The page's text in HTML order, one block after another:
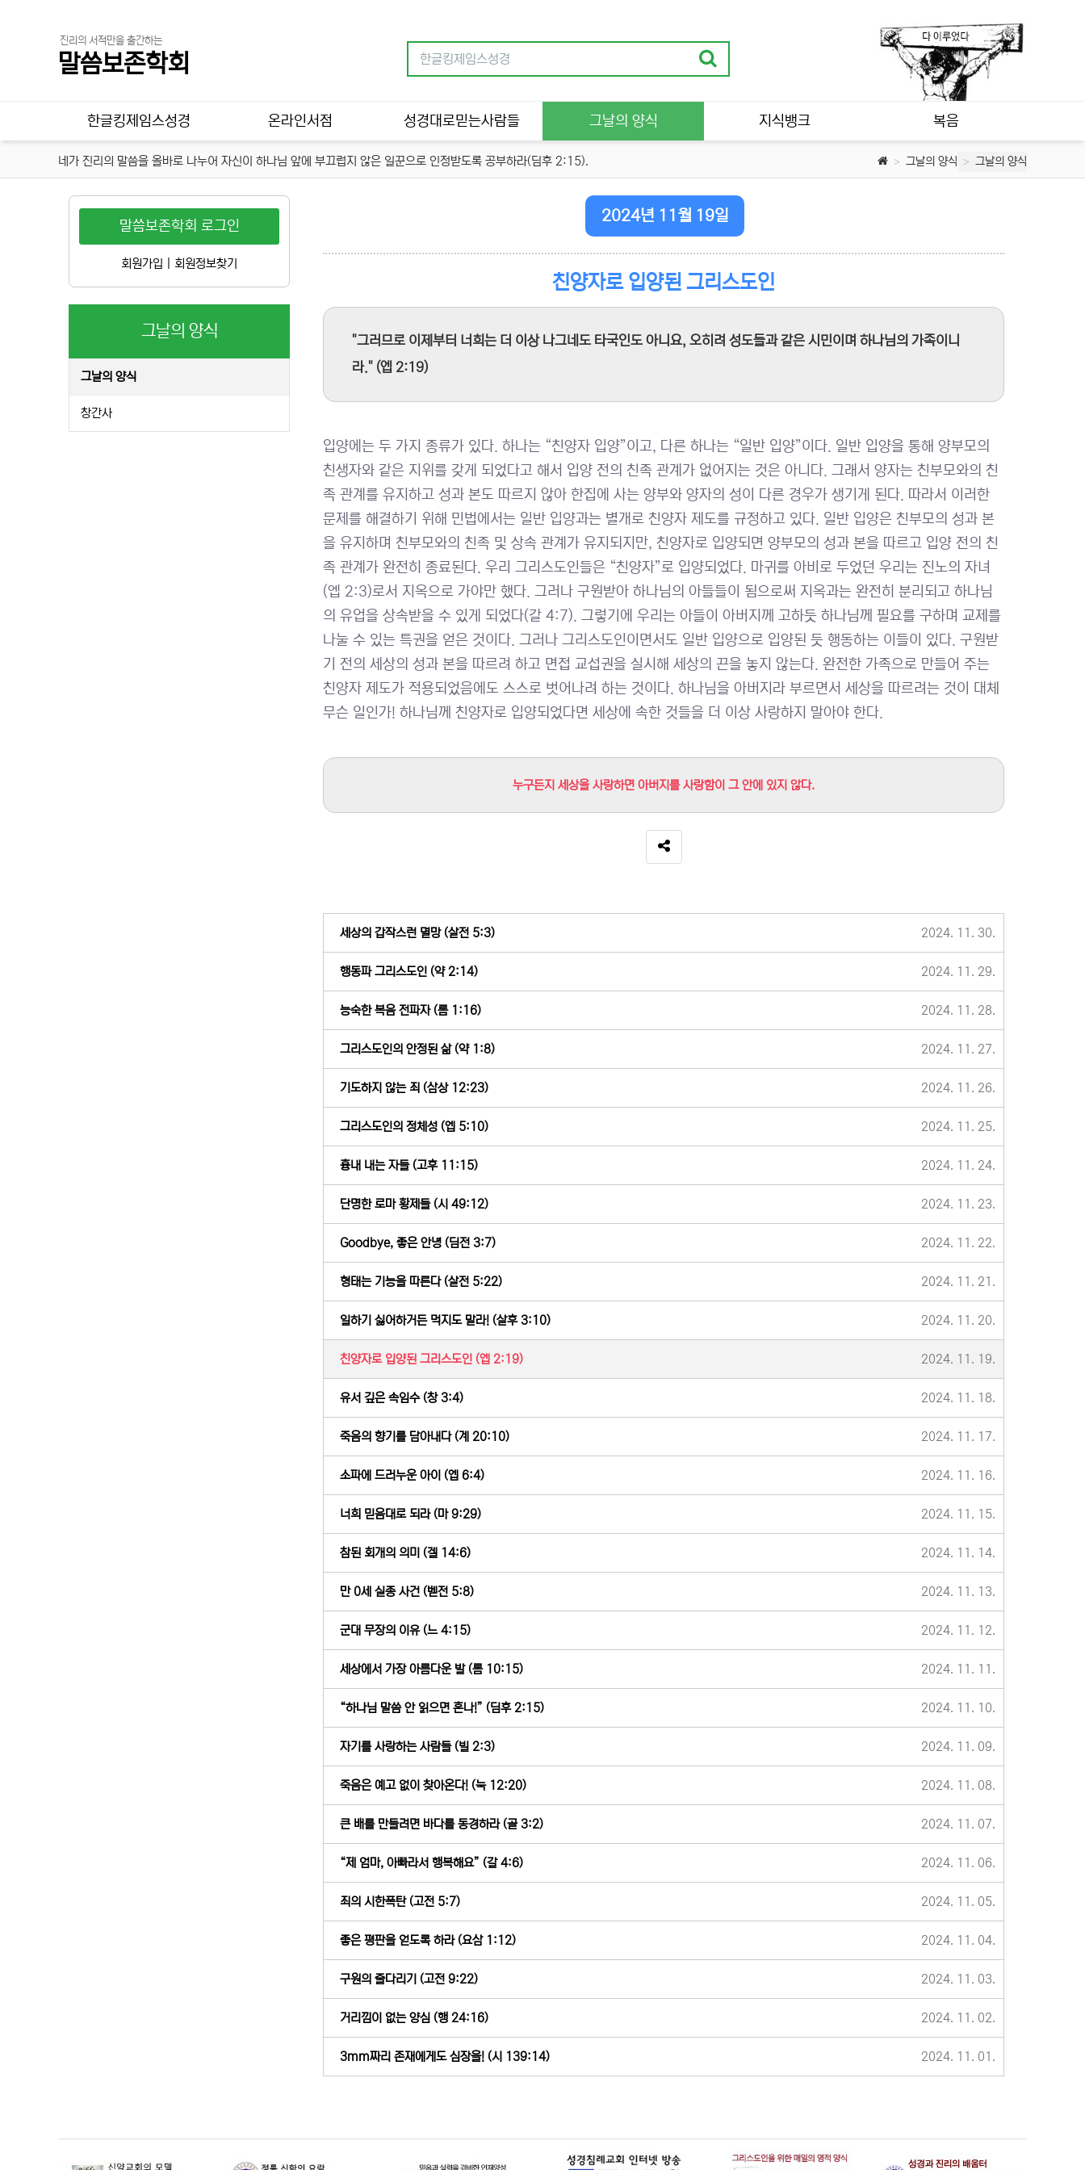
진리의 서적만을 출간하는
말씀보존학회
한글킹제임스성경 온라인서점 성경대로믿는사람들 그날의 양식 지식뱅크 복음
네가 진리의 말씀을 올바로 나누어 자신이 하나님 앞에 부끄럽지 않은 일꾼으로 인정받도록 공부하라(딤후 2:15). 그날의 양식 그날의 양식
2024년 11월 19일
친양자로 입양된 그리스도인
"그러므로 이제부터 너희는 더 이상 나그네도 타국인도 아니요, 오히려 성도들과 같은 시민이며 하나님의 가족이니
라." (엡 2:19)
입양에는 두 가지 종류가 있다. 하나는 “친양자 입양”이고, 다른 하나는 “일반 입양”이다. 일반 입양을 통해 양부모의
친생자와 같은 지위를 갖게 되었다고 해서 입양 전의 친족 관계가 없어지는 것은 아니다. 그래서 양자는 친부모와의 친
족 관계를 유지하고 성과 본도 따르지 않아 한집에 사는 양부와 양자의 성이 다른 경우가 생기게 된다. 따라서 이러한
문제를 해결하기 위해 민법에서는 일반 입양과는 별개로 친양자 제도를 규정하고 있다. 일반 입양은 친부모의 성과 본
을 유지하며 친부모와의 친족 및 상속 관계가 유지되지만, 친양자로 입양되면 양부모의 성과 본을 따르고 입양 전의 친
족 관계가 완전히 종료된다. 우리 그리스도인들은 “친양자”로 입양되었다. 마귀를 아비로 두었던 우리는 진노의 자녀
(엡 2:3)로서 지옥으로 가야만 했다. 그러나 구원받아 하나님의 아들들이 됨으로써 지옥과는 완전히 분리되고 하나님
의 유업을 상속받을 수 있게 되었다(갈 4:7). 그렇기에 우리는 아들이 아버지께 고하듯 하나님께 필요를 구하며 교제를
나눌 수 있는 특권을 얻은 것이다. 그러나 그리스도인이면서도 일반 입양으로 입양된 듯 행동하는 이들이 있다. 구원받
기 전의 세상의 성과 본을 따르려 하고 면접 교섭권을 실시해 세상의 끈을 놓지 않는다. 완전한 가족으로 만들어 주는
친양자 제도가 적용되었음에도 스스로 벗어나려 하는 것이다. 하나님을 아버지라 부르면서 세상을 따르려는 것이 대체
무슨 일인가! 하나님께 친양자로 입양되었다면 세상에 속한 것들을 더 이상 사랑하지 말아야 한다.
누구든지 세상을 사랑하면 아버지를 사랑함이 그 안에 있지 않다.
SNS 공유
세상의 갑작스런 멸망 (살전 5:3) 2024. 11. 30.
행동파 그리스도인 (약 2:14) 2024. 11. 29.
능숙한 복음 전파자 (롬 1:16) 2024. 11. 28.
그리스도인의 안정된 삶 (약 1:8) 2024. 11. 27.
기도하지 않는 죄 (삼상 12:23) 2024. 11. 26.
그리스도인의 정체성 (엡 5:10) 2024. 11. 25.
흉내 내는 자들 (고후 11:15) 2024. 11. 24.
단명한 로마 황제들 (시 49:12) 2024. 11. 23.
Goodbye, 좋은 안녕 (딤전 3:7) 2024. 11. 22.
형태는 기능을 따른다 (살전 5:22) 2024. 11. 21.
일하기 싫어하거든 먹지도 말라! (살후 3:10) 2024. 11. 20.
친양자로 입양된 그리스도인 (엡 2:19) 2024. 11. 19.
유서 깊은 속임수 (창 3:4) 2024. 11. 18.
죽음의 향기를 담아내다 (계 20:10) 2024. 11. 17.
소파에 드러누운 아이 (엡 6:4) 2024. 11. 16.
너희 믿음대로 되라 (마 9:29) 2024. 11. 15.
참된 회개의 의미 (겔 14:6) 2024. 11. 14.
만 0세 실종 사건 (벧전 5:8) 2024. 11. 13.
군대 무장의 이유 (느 4:15) 2024. 11. 12.
세상에서 가장 아름다운 발 (롬 10:15) 2024. 11. 11.
“하나님 말씀 안 읽으면 혼나!” (딤후 2:15) 2024. 11. 10.
자기를 사랑하는 사람들 (빌 2:3) 2024. 11. 09.
죽음은 예고 없이 찾아온다! (눅 12:20) 2024. 11. 08.
큰 배를 만들려면 바다를 동경하라 (골 3:2) 2024. 11. 07.
“제 엄마, 아빠라서 행복해요” (갈 4:6) 2024. 11. 06.
죄의 시한폭탄 (고전 5:7) 2024. 11. 05.
좋은 평판을 얻도록 하라 (요삼 1:12) 2024. 11. 04.
구원의 줄다리기 (고전 9:22) 2024. 11. 03.
거리낌이 없는 양심 (행 24:16) 2024. 11. 02.
3mm짜리 존재에게도 심장을! (시 139:14) 2024. 11. 01.
말씀보존학회 로그인
회원가입 회원정보찾기
그날의 양식
그날의 양식
창간사